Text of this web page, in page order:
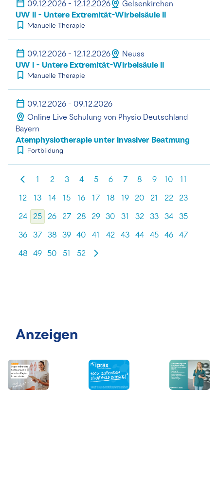
09.12.2026 - 12.12.2026 Gelsenkirchen
UW II - Untere Extremität-Wirbelsäule II
Manuelle Therapie
09.12.2026 - 12.12.2026 Neuss
UW I - Untere Extremität-Wirbelsäule II
Manuelle Therapie
09.12.2026 - 09.12.2026
Online Live Schulung von Physio Deutschland
Bayern
Atemphysiotherapie unter invasiver Beatmung
Fortbildung
1 2 3 4 5 6 7 8 9 10 11
12 13 14 15 16 17 18 19 20 21 22 23
24 25 26 27 28 29 30 31 32 33 34 35
36 37 38 39 40 41 42 43 44 45 46 47
48 49 50 51 52
Anzeigen